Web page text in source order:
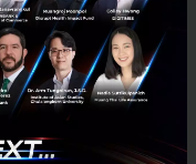
หาแนวทางลดการ
กันก่อนหน้านี้ช่วงที่มี
งหนัก ที่กดดันตลาด
ยอยซื้อหุ้นของบริษัท
Boeing,